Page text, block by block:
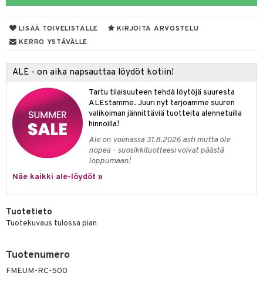
LISÄÄ TOIVELISTALLE
KIRJOITA ARVOSTELU
KERRO YSTÄVÄLLE
ALE - on aika napsauttaa löydöt kotiin!
Tartu tilaisuuteen tehdä löytöjä suuresta
ALEstamme. Juuri nyt tarjoamme suuren
valikoiman jännittäviä tuotteita alennetuilla
hinnoilla!
Ale on voimassa 31.8.2026 asti mutta ole
nopea - suosikkituotteesi voivat päästä
loppumaan!
Näe kaikki ale-löydöt »
Tuotetieto
Tuotekuvaus tulossa pian
Tuotenumero
FMEUM-RC-500